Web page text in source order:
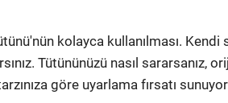
kolayca kullanılması. Kendi
Tütününüzü nasıl sararsanız,
göre uyarlama fırsatı